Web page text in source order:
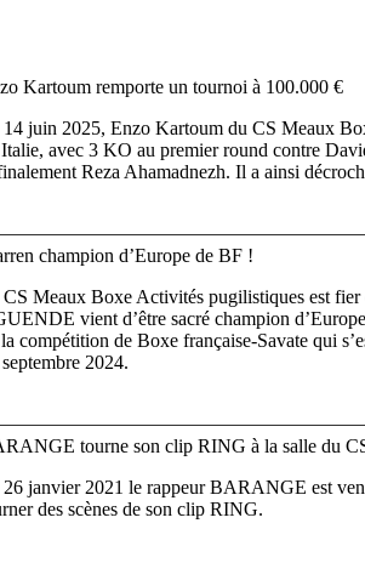
Kartoum remporte un tournoi à 100.000 €
juin 2025, Enzo Kartoum du CS Meaux
avec 3 KO au premier round contre
Reza Ahamadnezh. Il a ainsi
champion d’Europe de BF !
Meaux Boxe Activités pugilistiques est fier
vient d’être sacré champion
compétition de Boxe française-Savate qui
2024.
tourne son clip RING à la salle du
janvier 2021 le rappeur BARANGE est
des scènes de son clip RING.